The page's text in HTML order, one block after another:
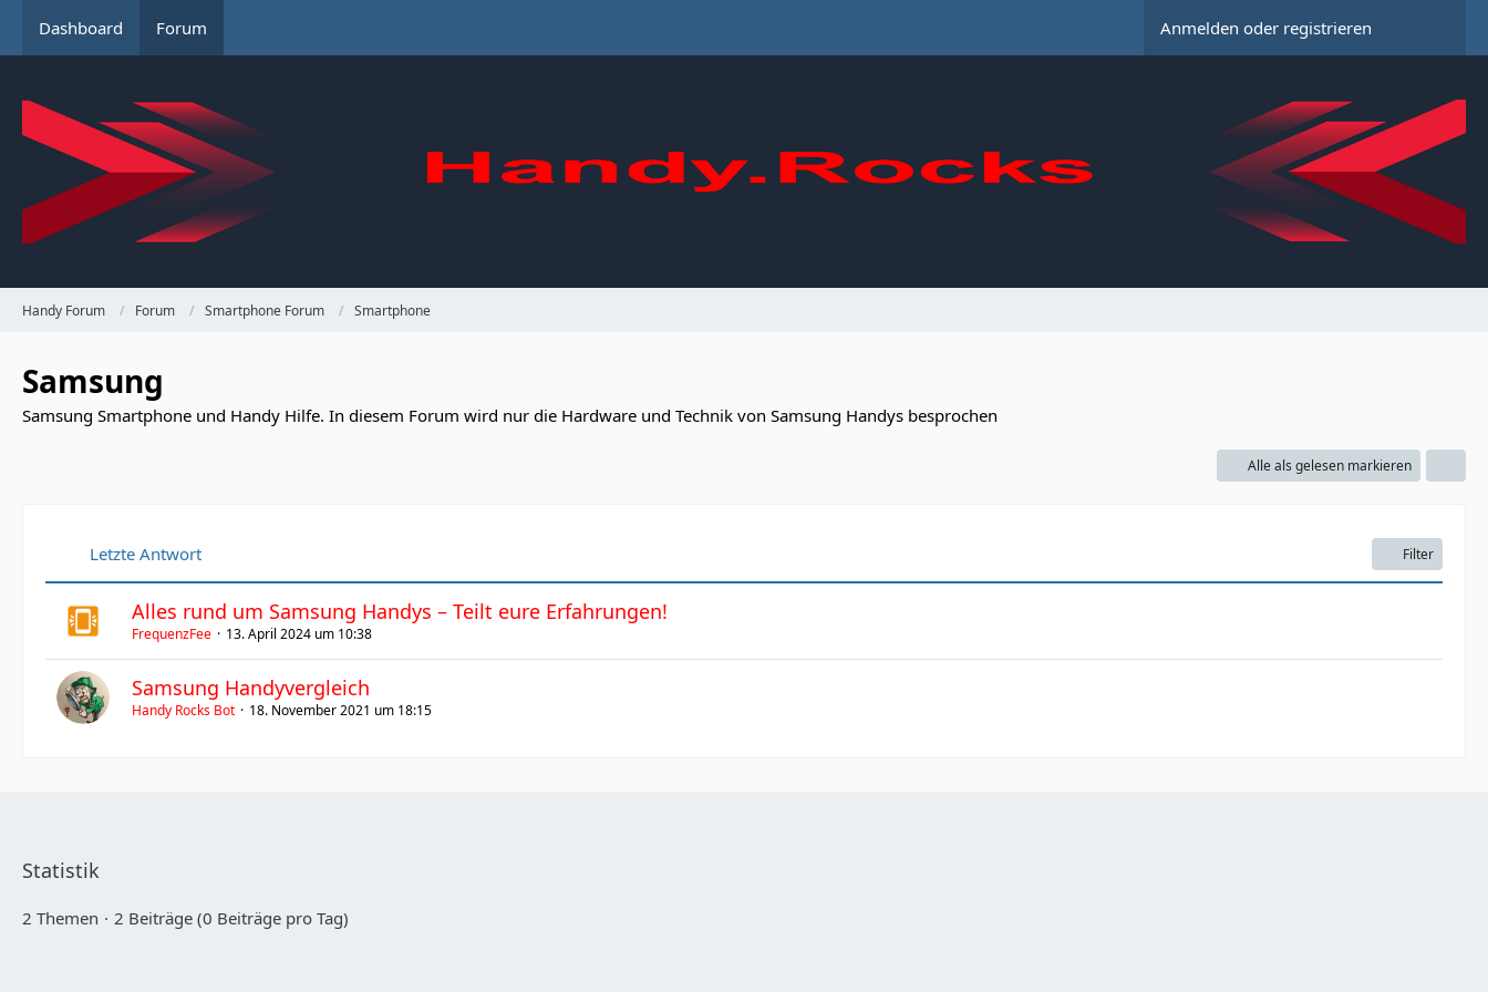
Dashboard Forum Anmelden oder registrieren
Handy Forum Forum Smartphone Forum Smartphone
Samsung
Samsung Smartphone und Handy Hilfe. In diesem Forum wird nur die Hardware und Technik von Samsung Handys besprochen
Alle als gelesen markieren
Letzte Antwort Filter
Alles rund um Samsung Handys – Teilt eure Erfahrungen!
FrequenzFee 13. April 2024 um 10:38
Samsung Handyvergleich
Handy Rocks Bot 18. November 2021 um 18:15
Statistik
2 Themen 2 Beiträge (0 Beiträge pro Tag)